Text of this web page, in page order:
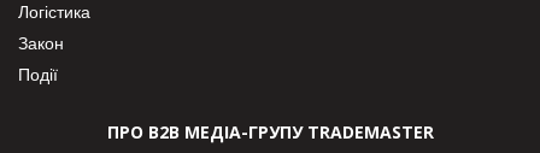
Логістика
Закон
Події
ПРО В2В МЕДІА-ГРУПУ TRADEMASTER